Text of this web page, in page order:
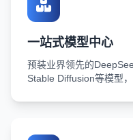
一站式模型中心
预装业界领先的
Stable Diffusion等模型